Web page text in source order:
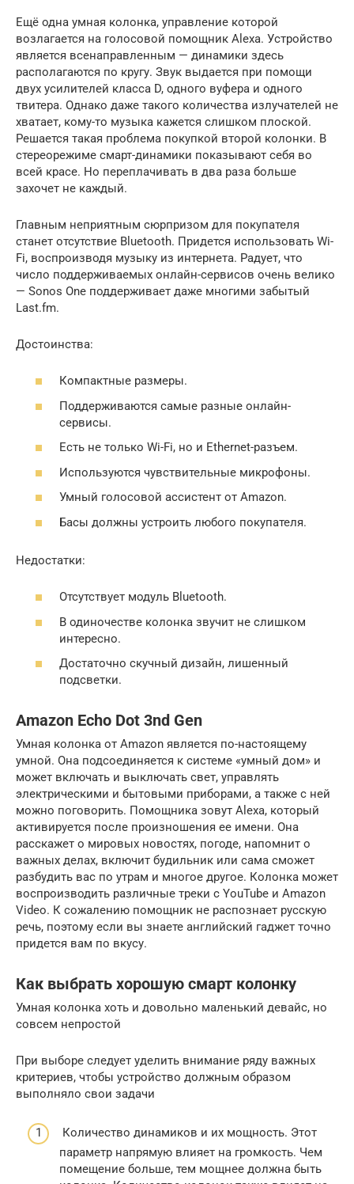
Ещё одна умная колонка, управление которой
возлагается на голосовой помощник Alexa. Устройство
является всенаправленным — динамики здесь
располагаются по кругу. Звук выдается при помощи
двух усилителей класса D, одного вуфера и одного
твитера. Однако даже такого количества излучателей не
хватает, кому-то музыка кажется слишком плоской.
Решается такая проблема покупкой второй колонки. В
стереорежиме смарт-динамики показывают себя во
всей красе. Но переплачивать в два раза больше
захочет не каждый.
Главным неприятным сюрпризом для покупателя
станет отсутствие Bluetooth. Придется использовать Wi-
Fi, воспроизводя музыку из интернета. Радует, что
число поддерживаемых онлайн-сервисов очень велико
— Sonos One поддерживает даже многими забытый
Last.fm.
Достоинства:
Компактные размеры.
Поддерживаются самые разные онлайн-
сервисы.
Есть не только Wi-Fi, но и Ethernet-разъем.
Используются чувствительные микрофоны.
Умный голосовой ассистент от Amazon.
Басы должны устроить любого покупателя.
Недостатки:
Отсутствует модуль Bluetooth.
В одиночестве колонка звучит не слишком
интересно.
Достаточно скучный дизайн, лишенный
подсветки.
Amazon Echo Dot 3nd Gen
Умная колонка от Amazon является по-настоящему
умной. Она подсоединяется к системе «умный дом» и
может включать и выключать свет, управлять
электрическими и бытовыми приборами, а также с ней
можно поговорить. Помощника зовут Alexa, который
активируется после произношения ее имени. Она
расскажет о мировых новостях, погоде, напомнит о
важных делах, включит будильник или сама сможет
разбудить вас по утрам и многое другое. Колонка может
воспроизводить различные треки c YouTube и Amazon
Video. К сожалению помощник не распознает русскую
речь, поэтому если вы знаете английский гаджет точно
придется вам по вкусу.
Как выбрать хорошую смарт колонку
Умная колонка хоть и довольно маленький девайс, но
совсем непростой
При выборе следует уделить внимание ряду важных
критериев, чтобы устройство должным образом
выполняло свои задачи
Количество динамиков и их мощность. Этот
параметр напрямую влияет на громкость. Чем
помещение больше, тем мощнее должна быть